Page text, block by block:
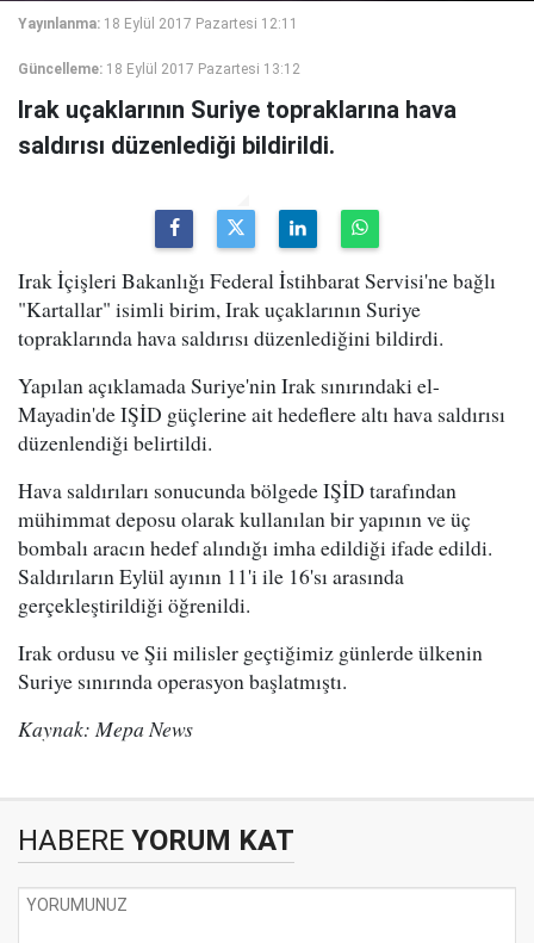
Yayınlanma: 18 Eylül 2017 Pazartesi 12:11
Güncelleme: 18 Eylül 2017 Pazartesi 13:12
Irak uçaklarının Suriye topraklarına hava
saldırısı düzenlediği bildirildi.
Irak İçişleri Bakanlığı Federal İstihbarat Servisi'ne bağlı
"Kartallar" isimli birim, Irak uçaklarının Suriye
topraklarında hava saldırısı düzenlediğini bildirdi.
Yapılan açıklamada Suriye'nin Irak sınırındaki el-
Mayadin'de IŞİD güçlerine ait hedeflere altı hava saldırısı
düzenlendiği belirtildi.
Hava saldırıları sonucunda bölgede IŞİD tarafından
mühimmat deposu olarak kullanılan bir yapının ve üç
bombalı aracın hedef alındığı imha edildiği ifade edildi.
Saldırıların Eylül ayının 11'i ile 16'sı arasında
gerçekleştirildiği öğrenildi.
Irak ordusu ve Şii milisler geçtiğimiz günlerde ülkenin
Suriye sınırında operasyon başlatmıştı.
Kaynak: Mepa News
HABERE YORUM KAT